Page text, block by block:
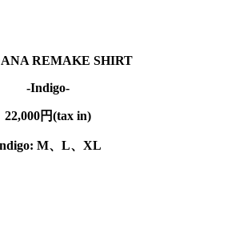
REMAKE SHIRT
-Indigo-
22,000円(tax in)
M、 L、XL